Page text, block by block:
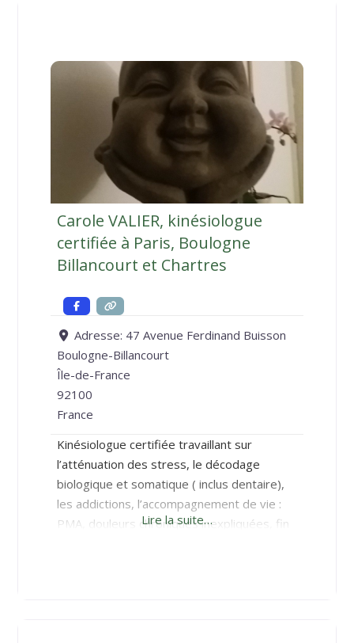
Carole VALIER, kinésiologue
certifiée à Paris, Boulogne
Billancourt et Chartres
Adresse: 47 Avenue Ferdinand Buisson
Boulogne-Billancourt
Île-de-France
92100
France
Kinésiologue certifiée travaillant sur
l’atténuation des stress, le décodage
biologique et somatique ( inclus dentaire),
les addictions, l’accompagnement de vie :
PMA, douleurs chroniques inexpliquées, fin
Lire la suite…